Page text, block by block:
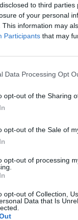
to third
of your personal
This information may
Participants that may
Data Processing Opt
opt-out of the Sharing
opt-out of the Sale of
opt-out of processing
opt-out of Collection,
Data that Is
13 sei
e dei
missione
diminuzione
a guida Usa
che «le
le risoluzioni
e di pirateria
di controllo e
per le mine.
al
una fregata che
per il
impiegata a
missioni. Il